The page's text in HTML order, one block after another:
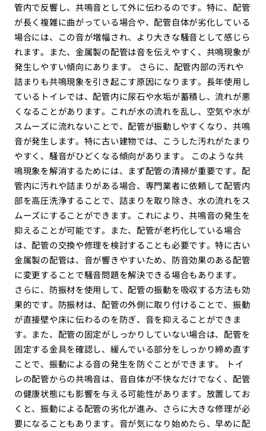
管内で反響し、共鳴音として外に伝わるのです。特に、配管
が長く複雑に曲がっている場合や、配管自体が劣化している
場合には、この音が増幅され、より大きな騒音として感じら
れます。また、金属製の配管は音を伝えやすく、共鳴現象が
発生しやすい傾向にあります。 さらに、配管内部の汚れや
詰まりも共鳴現象を引き起こす原因になります。長年使用し
ているトイレでは、配管内に尿石や水垢が蓄積し、流れが悪
くなることがあります。これが水の流れを乱し、空気や水が
スムーズに流れないことで、配管が振動しやすくなり、共鳴
音が発生します。特に古い建物では、こうした汚れがたまり
やすく、騒音がひどくなる傾向があります。 このような共
鳴現象を解消するためには、まず配管の清掃が重要です。配
管内に汚れや詰まりがある場合、専門業者に依頼して配管内
部を高圧洗浄することで、詰まりを取り除き、水の流れをス
ムーズにすることができます。これにより、共鳴音の発生を
抑えることが可能です。また、配管が老朽化している場合
は、配管の交換や修理を検討することも必要です。特に古い
金属製の配管は、音が響きやすいため、防音効果のある配管
に変更することで騒音問題を解決できる場合もあります。
さらに、防振材を使用して、配管の振動を吸収する方法も効
果的です。防振材は、配管の外側に取り付けることで、振動
が直接壁や床に伝わるのを防ぎ、音を抑えることができま
す。また、配管の固定がしっかりしていない場合は、配管を
固定する金具を確認し、緩んでいる部分をしっかり締め直す
ことで、振動による音の発生を防ぐことができます。 トイ
レの配管からの共鳴音は、音自体が不快なだけでなく、配管
の健康状態にも影響を与える可能性があります。放置してお
くと、振動による配管の劣化が進み、さらに大きな修理が必
要になることもあります。音が気になり始めたら、早めに配